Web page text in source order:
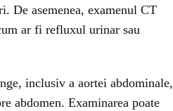
De asemenea, examenul CT
ar fi refluxul urinar sau
inclusiv a aortei abdominale,
abdomen. Examinarea poate